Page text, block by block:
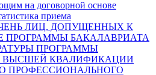
на договорной основе
приема
ЛИЦ, ДОПУЩЕННЫХ К
ПРОГРАММЫ БАКАЛАВРИАТА
ПРОГРАММЫ
ВЫСШЕЙ КВАЛИФИКАЦИИ
ПРОФЕССИОНАЛЬНОГО